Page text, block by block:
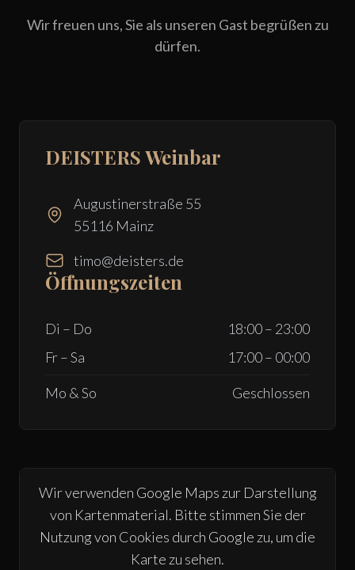
Wir freuen uns, Sie als unseren Gast begrüßen zu
dürfen.
DEISTERS Weinbar
Augustinerstraße 55
55116 Mainz
timo@deisters.de
Öffnungszeiten
Di – Do
18:00 – 23:00
Fr – Sa
17:00 – 00:00
Mo & So Geschlossen
Wir verwenden Google Maps zur Darstellung
von Kartenmaterial. Bitte stimmen Sie der
Nutzung von Cookies durch Google zu, um die
Karte zu sehen.